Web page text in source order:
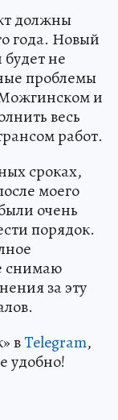
должны
года. Новый
не
проблемы
и
весь
работ.
сроках,
моего
очень
порядок.
снимаю
за эту
вTelegram,
удобно!